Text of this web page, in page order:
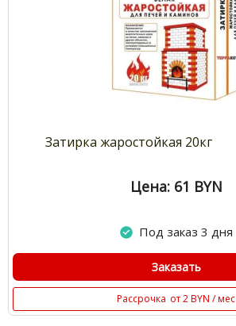
Затирка жаростойкая 20кг
Цена: 61 BYN
Под заказ 3 дня
Заказать
Рассрочка от 2 BYN / мес